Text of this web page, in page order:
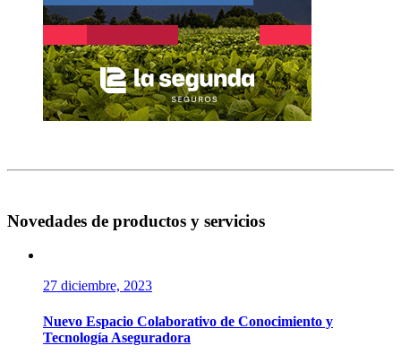
Novedades de productos y servicios
27 diciembre, 2023
Nuevo Espacio Colaborativo de Conocimiento y
Tecnología Aseguradora